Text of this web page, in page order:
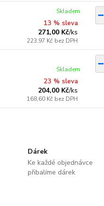
13 % sleva
271,00 Kč/ks
223,97 Kč bez DPH
Skladem
23 % sleva
204,00 Kč/ks
168,60 Kč bez DPH
Skladem
Dárek
Ke každé objednávce
přibalíme dárek